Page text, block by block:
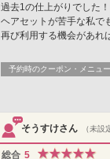
過去1の仕上がりでした！
ヘアセットが苦手な私で
再び利用する機会があれ
予約時のクーポン・メニュー
そうすけさん （未設
総合 5